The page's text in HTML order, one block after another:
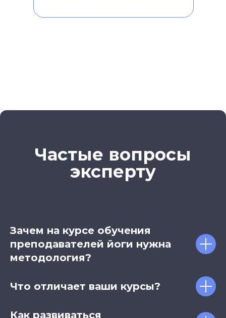
Частые вопросы
эксперту
Зачем на курсе обучения
преподавателей йоги нужна
методология?
Что отличает ваши курсы?
Как развиваться